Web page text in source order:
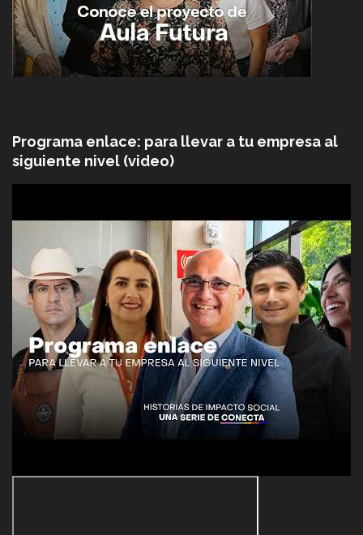
Programa enlace: para llevar a tu empresa al
siguiente nivel (video)